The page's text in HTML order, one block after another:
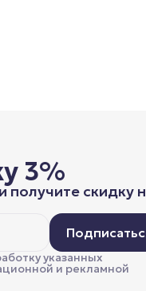
3%
скидку
указанных
и рекламной